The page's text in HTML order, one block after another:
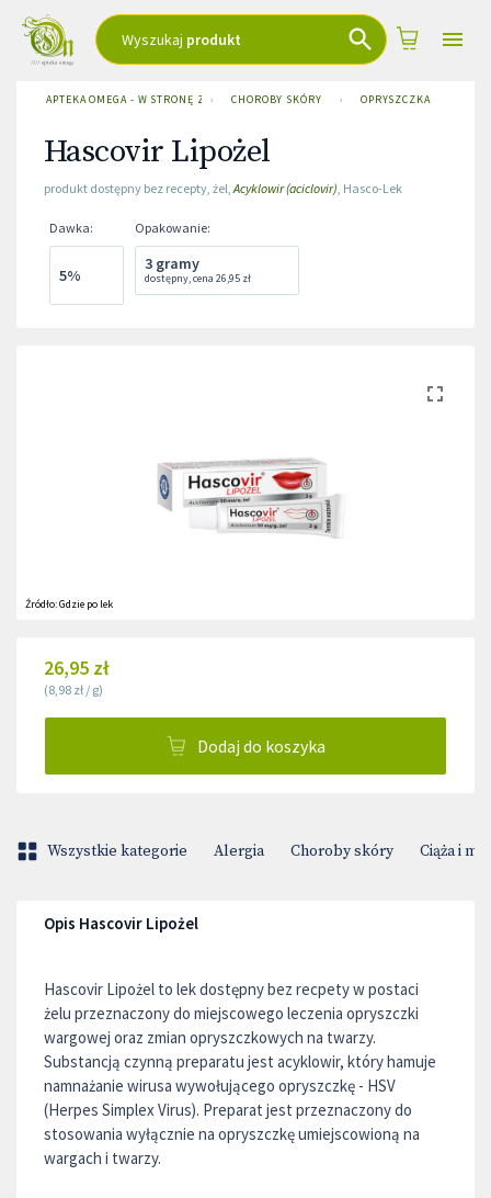
Wyszukaj produkt
APTEKA OMEGA - W STRONĘ ZDROWIA
› CHOROBY SKÓRY › OPRYSZCZKA
Hascovir Lipożel
produkt dostępny bez recepty, żel,Acyklowir (aciclovir), Hasco-Lek
Dawka:
5%
Opakowanie:
3 gramy
dostępny,cena 26,95 zł
Źródło:Gdzie po lek
26,95 zł
(8,98 zł / g)
Dodaj do koszyka
Wszystkie kategorie Alergia Choroby skóry Ciąża i
Opis Hascovir Lipożel
Hascovir Lipożel to lek dostępny bez recpety w postaci
żelu przeznaczony do miejscowego leczenia opryszczki
wargowej oraz zmian opryszczkowych na twarzy.
Substancją czynną preparatu jest acyklowir, który hamuje
namnażanie wirusa wywołującego opryszczkę - HSV
(Herpes Simplex Virus). Preparat jest przeznaczony do
stosowania wyłącznie na opryszczkę umiejscowioną na
wargach i twarzy.